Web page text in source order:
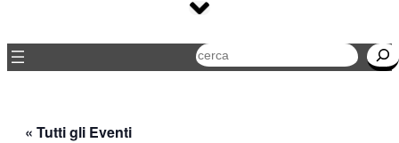
Cerca
« Tutti gli Eventi